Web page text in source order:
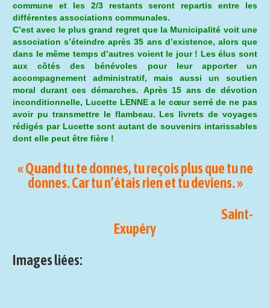
commune et les 2/3 restants seront repartis entre les
différentes associations communales.
C’est avec le plus grand regret que la Municipalité voit une
association s’éteindre après 35 ans d’existence, alors que
dans le même temps d’autres voient le jour ! Les élus sont
aux côtés des bénévoles pour leur apporter un
accompagnement administratif, mais aussi un soutien
moral durant ces démarches. Après 15 ans de dévotion
inconditionnelle, Lucette LENNE a le cœur serré de ne pas
avoir pu transmettre le flambeau. Les livrets de voyages
rédigés par Lucette sont autant de souvenirs intarissables
dont elle peut être fière !
« Quand tu te donnes, tu reçois plus que tu ne
donnes. Car tu n’étais rien et tu deviens. »
Saint-
Exupéry
Images liées: